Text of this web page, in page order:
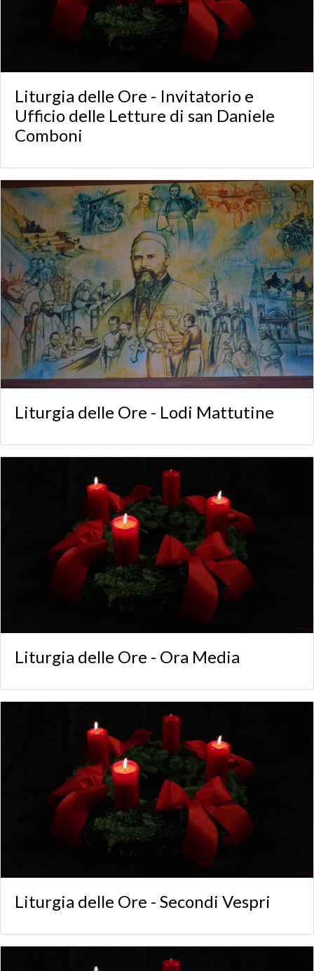
Liturgia delle Ore - Invitatorio e
Ufficio delle Letture di san Daniele
Comboni
Liturgia delle Ore - Lodi Mattutine
Liturgia delle Ore - Ora Media
Liturgia delle Ore - Secondi Vespri